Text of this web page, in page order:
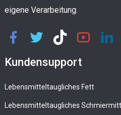
eigene Verarbeitung.
Kundensupport
Lebensmitteltaugliches Fett
Lebensmitteltaugliches